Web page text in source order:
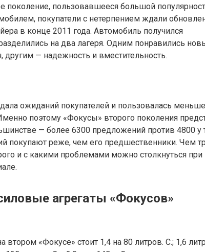
поколение, пользовавшееся большой
покупатели с нетерпением ждали
в конце 2011 года. Автомобиль получился
на два лагеря. Одним понравились
другим — надежность и вместительность.
ожиданий покупателей и пользовалась
поэтому «Фокусы» второго поколения
— более 6300 предложений против 4800 у
покупают реже, чем его предшественники. Чем
и с какими проблемами можно столкнуться при
агрегаты «Фокусов»
втором «Фокусе» стоит 1,4 на 80 литров. С.; 1,6